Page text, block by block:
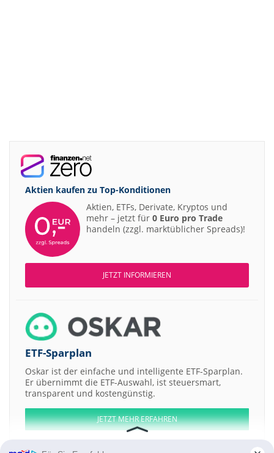
Aktien kaufen zu Top-Konditionen
Aktien, ETFs, Derivate, Kryptos und
mehr – jetzt für 0 Euro pro Trade
handeln (zzgl. marktüblicher Spreads)!
JETZT INFORMIEREN
ETF-Sparplan
Oskar ist der einfache und intelligente ETF-Sparplan.
Er übernimmt die ETF-Auswahl, ist steuersmart,
transparent und kostengünstig.
JETZT MEHR ERFAHREN